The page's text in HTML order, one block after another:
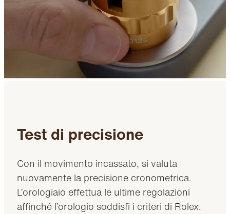
Test di precisione
Con il movimento incassato, si valuta
nuovamente la precisione cronometrica.
L’orologiaio effettua le ultime regolazioni
affinché l’orologio soddisfi i criteri di Rolex.